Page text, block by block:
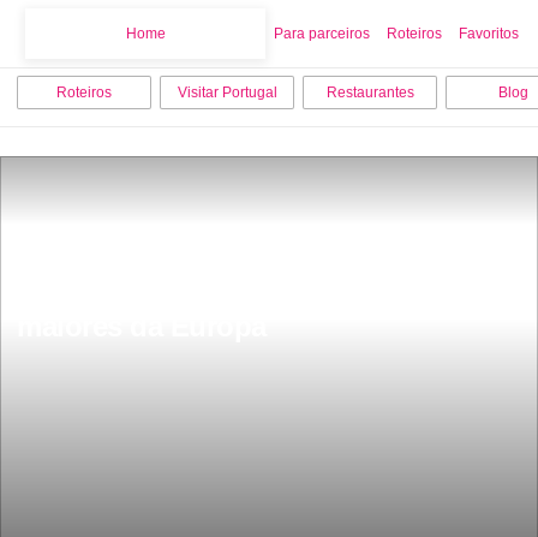
Home Para parceiros Roteiros Favoritos
Roteiros Visitar Portugal Restaurantes Blog